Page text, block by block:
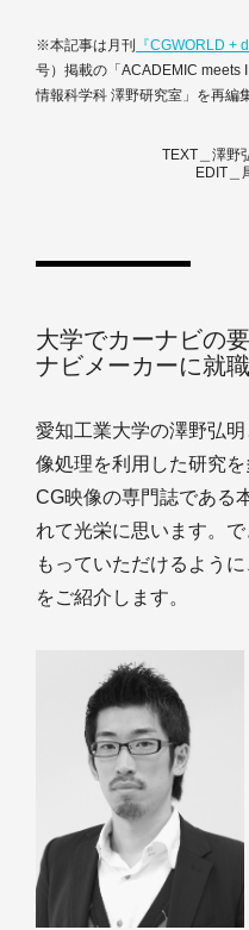
※本記事は月刊 『CGWORLD +
号）掲載の「ACADEMIC meets
情報科学科 澤野研究室」を再編
TEXT＿澤野
EDIT＿
大学でカーナビの
ナビメーカーに就職
愛知工業大学の澤野弘
像処理を利用した研究を
CG映像の専門誌である
れて光栄に思います。
もっていただけるよう
をご紹介します。